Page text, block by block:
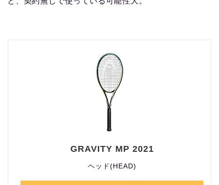
GRAVITY MP 2021
ヘッド(HEAD)